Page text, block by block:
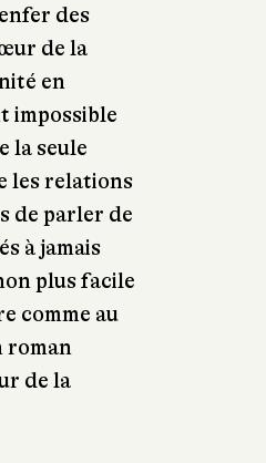
des
de la
en
impossible
la seule
les relations
de parler de
à jamais
plus facile
comme au
roman
de la